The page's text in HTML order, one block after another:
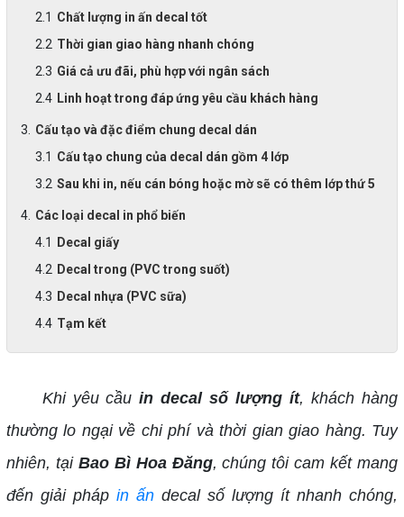
Chất lượng in ấn decal tốt
Thời gian giao hàng nhanh chóng
Giá cả ưu đãi, phù hợp với ngân sách
Linh hoạt trong đáp ứng yêu cầu khách hàng
Cấu tạo và đặc điểm chung decal dán
Cấu tạo chung của decal dán gồm 4 lớp
Sau khi in, nếu cán bóng hoặc mờ sẽ có thêm lớp thứ 5
Các loại decal in phổ biến
Decal giấy
Decal trong (PVC trong suốt)
Decal nhựa (PVC sữa)
Tạm kết
Khi yêu cầuin decal số lượng ít, khách hàng
thường lo ngại về chi phí và thời gian giao hàng. Tuy
nhiên, tại Bao Bì Hoa Đăng, chúng tôi cam kết mang
đến giải pháp in ấndecal số lượng ít nhanh chóng,